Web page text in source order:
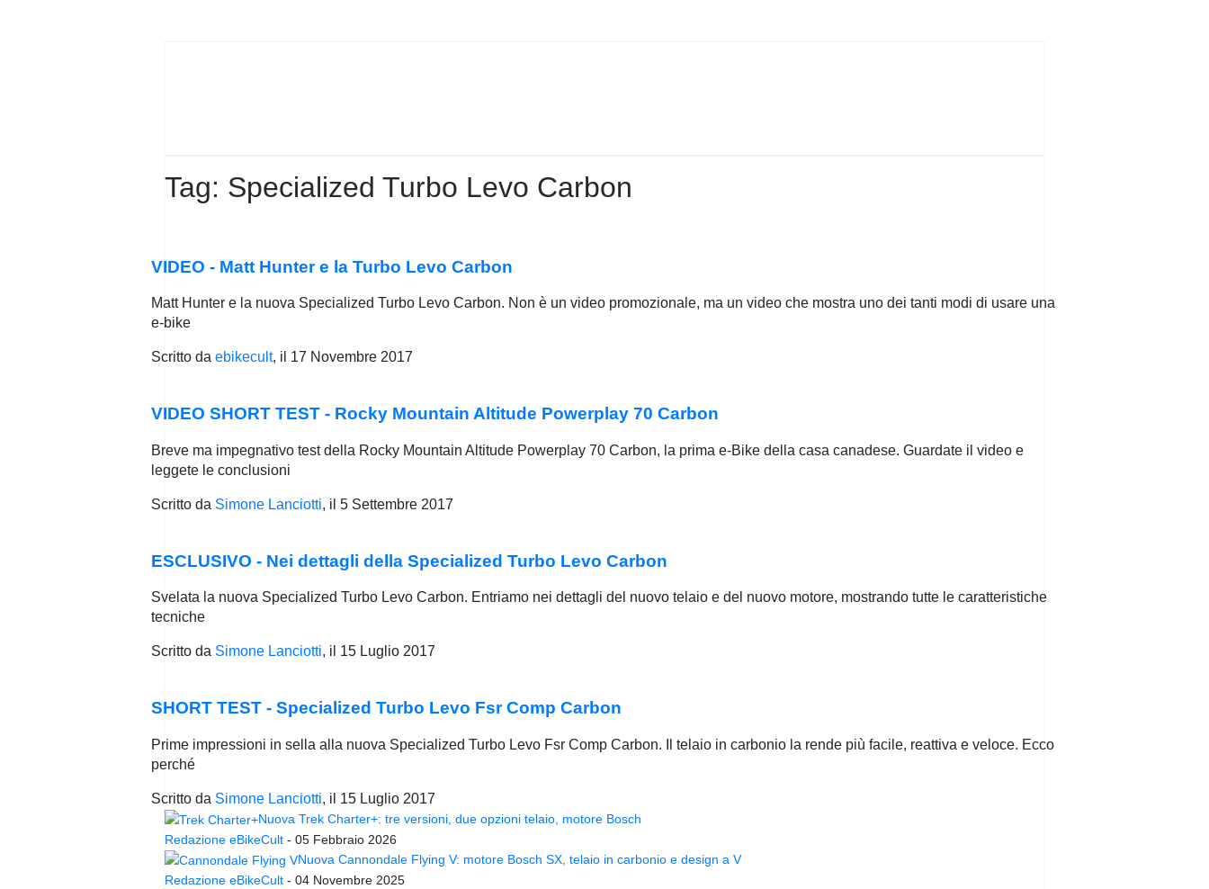
Tag: Specialized Turbo Levo Carbon
VIDEO - Matt Hunter e la Turbo Levo Carbon
Matt Hunter e la nuova Specialized Turbo Levo Carbon. Non è un video promozionale, ma un video che mostra uno dei tanti modi di usare una
e-bike
Scritto da ebikecult, il 17 Novembre 2017
VIDEO SHORT TEST - Rocky Mountain Altitude Powerplay 70 Carbon
Breve ma impegnativo test della Rocky Mountain Altitude Powerplay 70 Carbon, la prima e-Bike della casa canadese. Guardate il video e
leggete le conclusioni
Scritto da Simone Lanciotti, il 5 Settembre 2017
ESCLUSIVO - Nei dettagli della Specialized Turbo Levo Carbon
Svelata la nuova Specialized Turbo Levo Carbon. Entriamo nei dettagli del nuovo telaio e del nuovo motore, mostrando tutte le caratteristiche
tecniche
Scritto da Simone Lanciotti, il 15 Luglio 2017
SHORT TEST - Specialized Turbo Levo Fsr Comp Carbon
Prime impressioni in sella alla nuova Specialized Turbo Levo Fsr Comp Carbon. Il telaio in carbonio la rende più facile, reattiva e veloce. Ecco
perché
Scritto da Simone Lanciotti, il 15 Luglio 2017
Nuova Trek Charter+: tre versioni, due opzioni telaio, motore Bosch
Redazione eBikeCult - 05 Febbraio 2026
Nuova Cannondale Flying V: motore Bosch SX, telaio in carbonio e design a V
Redazione eBikeCult - 04 Novembre 2025